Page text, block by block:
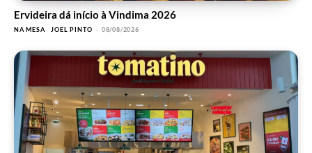
Ervideira dá início à Vindima 2026
NA MESA JOEL PINTO - 08/08/2026